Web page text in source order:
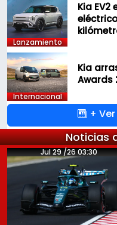
Lanzamiento
Kia EV2
Internacional
Kia
Awards
+ Ver
Noticias
Jul 29 /26 03:30